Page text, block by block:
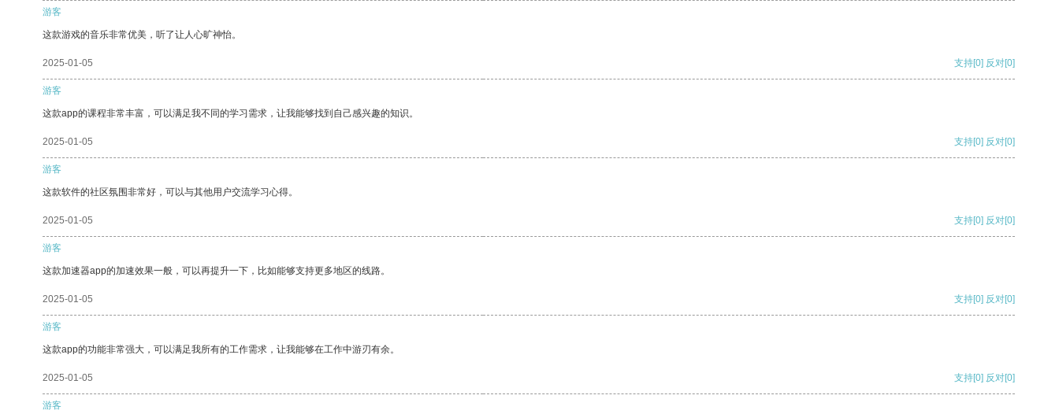
游客
这款游戏的音乐非常优美，听了让人心旷神怡。
2025-01-05 支持[0] 反对[0]
游客
这款app的课程非常丰富，可以满足我不同的学习需求，让我能够找到自己感兴趣的知识。
2025-01-05 支持[0] 反对[0]
游客
这款软件的社区氛围非常好，可以与其他用户交流学习心得。
2025-01-05 支持[0] 反对[0]
游客
这款加速器app的加速效果一般，可以再提升一下，比如能够支持更多地区的线路。
2025-01-05 支持[0] 反对[0]
游客
这款app的功能非常强大，可以满足我所有的工作需求，让我能够在工作中游刃有余。
2025-01-05 支持[0] 反对[0]
游客